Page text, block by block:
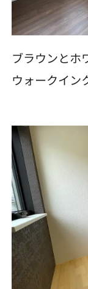
ブラウンとホ
ウォークイン